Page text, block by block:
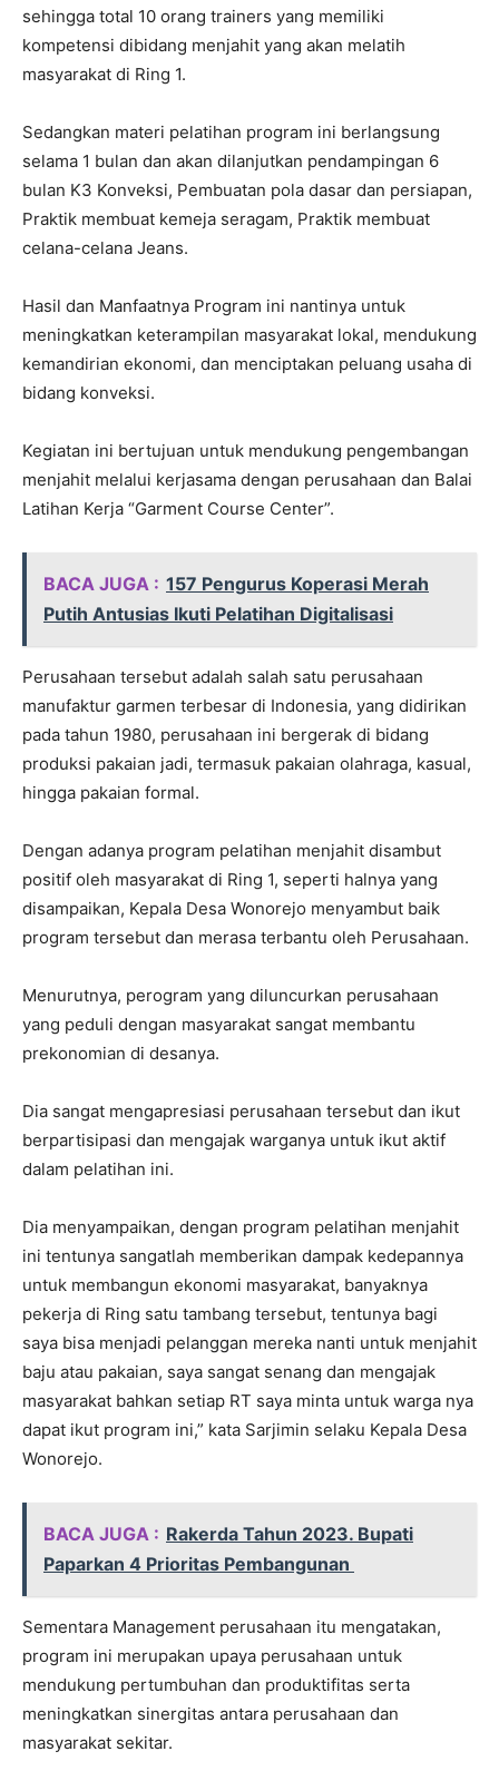
sehingga total 10 orang trainers yang memiliki
kompetensi dibidang menjahit yang akan melatih
masyarakat di Ring 1.
Sedangkan materi pelatihan program ini berlangsung
selama 1 bulan dan akan dilanjutkan pendampingan 6
bulan K3 Konveksi, Pembuatan pola dasar dan persiapan,
Praktik membuat kemeja seragam, Praktik membuat
celana-celana Jeans.
Hasil dan Manfaatnya Program ini nantinya untuk
meningkatkan keterampilan masyarakat lokal, mendukung
kemandirian ekonomi, dan menciptakan peluang usaha di
bidang konveksi.
Kegiatan ini bertujuan untuk mendukung pengembangan
menjahit melalui kerjasama dengan perusahaan dan Balai
Latihan Kerja “Garment Course Center”.
BACA JUGA : 157 Pengurus Koperasi Merah
Putih Antusias Ikuti Pelatihan Digitalisasi
Perusahaan tersebut adalah salah satu perusahaan
manufaktur garmen terbesar di Indonesia, yang didirikan
pada tahun 1980, perusahaan ini bergerak di bidang
produksi pakaian jadi, termasuk pakaian olahraga, kasual,
hingga pakaian formal.
Dengan adanya program pelatihan menjahit disambut
positif oleh masyarakat di Ring 1, seperti halnya yang
disampaikan, Kepala Desa Wonorejo menyambut baik
program tersebut dan merasa terbantu oleh Perusahaan.
Menurutnya, perogram yang diluncurkan perusahaan
yang peduli dengan masyarakat sangat membantu
prekonomian di desanya.
Dia sangat mengapresiasi perusahaan tersebut dan ikut
berpartisipasi dan mengajak warganya untuk ikut aktif
dalam pelatihan ini.
Dia menyampaikan, dengan program pelatihan menjahit
ini tentunya sangatlah memberikan dampak kedepannya
untuk membangun ekonomi masyarakat, banyaknya
pekerja di Ring satu tambang tersebut, tentunya bagi
saya bisa menjadi pelanggan mereka nanti untuk menjahit
baju atau pakaian, saya sangat senang dan mengajak
masyarakat bahkan setiap RT saya minta untuk warga nya
dapat ikut program ini,” kata Sarjimin selaku Kepala Desa
Wonorejo.
BACA JUGA : Rakerda Tahun 2023. Bupati
Paparkan 4 Prioritas Pembangunan
Sementara Management perusahaan itu mengatakan,
program ini merupakan upaya perusahaan untuk
mendukung pertumbuhan dan produktifitas serta
meningkatkan sinergitas antara perusahaan dan
masyarakat sekitar.